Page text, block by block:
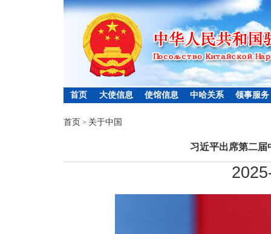
首页 大使信息 使馆信息 中哈关系 领事服务
首页 > 关于中国
习近平出席第二